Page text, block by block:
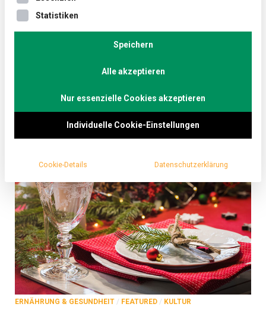
(zu
Weihnachten kulinarisch in der Bundesrepublik – das
bewegt sich irgendwo zwischen Weihnachtsgans,
Raclette und Würstchen mit Kartoffelsalat. Aber was
lebensmittelmagazin.de hat kurz vor den Feiertagen
ERNÄHRUNG & GESUNDHEIT / FEATURED / KULTUR
Statistiken
Speichern
Alle akzeptieren
Nur essenzielle Cookies akzeptieren
Individuelle Cookie-Einstellungen
Cookie-Details Datenschutzerklärung